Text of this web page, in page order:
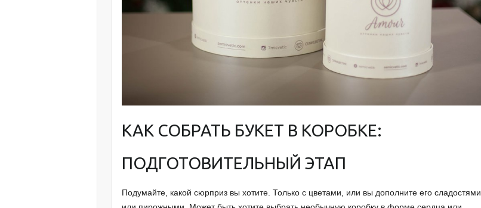
КАК СОБРАТЬ БУКЕТ В КОРОБКЕ:
ПОДГОТОВИТЕЛЬНЫЙ ЭТАП
Подумайте, какой сюрприз вы хотите. Только с цветами, или вы дополните его сладостями